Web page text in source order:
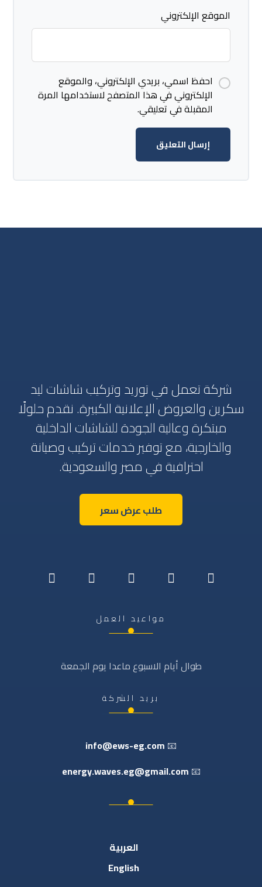
الموقع الإلكتروني
احفظ اسمي، بريدي الإلكتروني، والموقع
الإلكتروني في هذا المتصفح لاستخدامها المرة
المقبلة في تعليقي.
شركة تعمل في توريد وتركيب شاشات ليد
سكرين والعروض الإعلانية الكبيرة. نقدم حلولًا
مبتكرة وعالية الجودة للشاشات الداخلية
والخارجية، مع توفير خدمات تركيب وصيانة
احترافية في مصر والسعودية.
طلب عرض سعر
مواعيد العمل
طوال أيام الاسبوع ماعدا يوم الجمعة
بريد الشركة
📧
info@ews-eg.com
📧
energy.waves.eg@gmail.com
العربية
English